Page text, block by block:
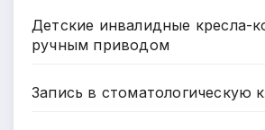
Детские инвалидные кресла-
ручным приводом
Запись в стоматологическую